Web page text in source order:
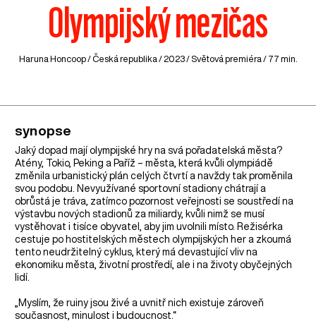
Olympijský mezičas
Haruna Honcoop /Česká republika / 2023 / Světová premiéra / 77 min.
synopse
Jaký dopad mají olympijské hry na svá pořadatelská města?
Atény, Tokio, Peking a Paříž – města, která kvůli olympiádě
změnila urbanistický plán celých čtvrtí a navždy tak proměnila
svou podobu. Nevyužívané sportovní stadiony chátrají a
obrůstá je tráva, zatímco pozornost veřejnosti se soustředí na
výstavbu nových stadionů za miliardy, kvůli nimž se musí
vystěhovat i tisíce obyvatel, aby jim uvolnili místo. Režisérka
cestuje po hostitelských městech olympijských her a zkoumá
tento neudržitelný cyklus, který má devastující vliv na
ekonomiku města, životní prostředí, ale i na životy obyčejných
lidí.
„Myslím, že ruiny jsou živé a uvnitř nich existuje zároveň
současnost, minulost i budoucnost.“